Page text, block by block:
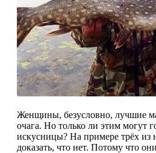
Женщины, безусловно, лучшие
очага. Но только ли этим могут
искусницы? На примере трёх
доказать, что нет. Потому что